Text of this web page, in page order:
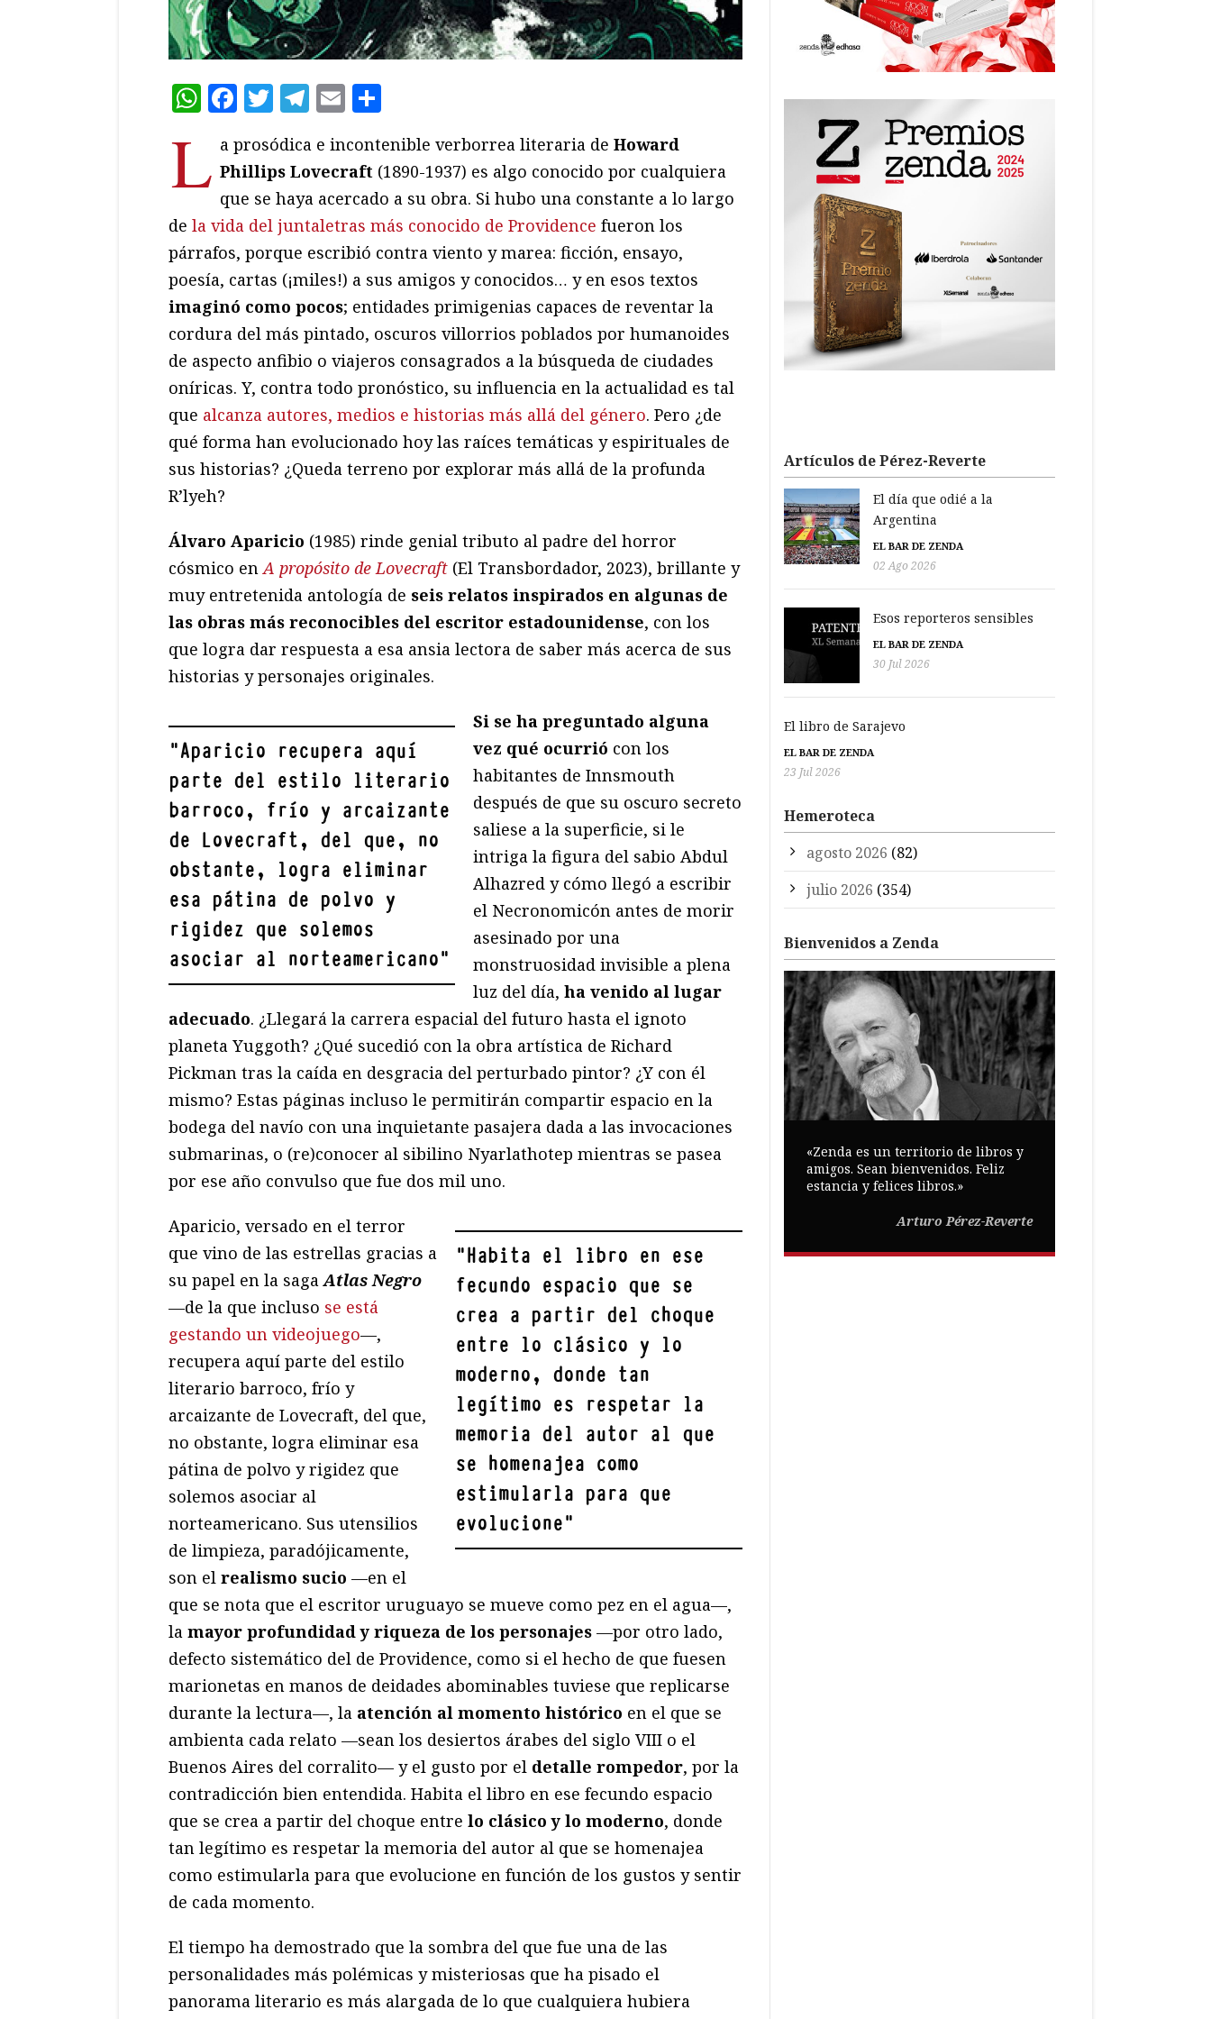
WhatsApp
Facebook
Twitter
Telegram
Email
L a prosódica e incontenible verborrea literaria de Howard
Phillips Lovecraft (1890-1937) es algo conocido por cualquiera
que se haya acercado a su obra. Si hubo una constante a lo largo
de la vida del juntaletras más conocido de Providence fueron los
párrafos, porque escribió contra viento y marea: ficción, ensayo,
poesía, cartas (¡miles!) a sus amigos y conocidos… y en esos textos
imaginó como pocos; entidades primigenias capaces de reventar la
cordura del más pintado, oscuros villorrios poblados por humanoides
de aspecto anfibio o viajeros consagrados a la búsqueda de ciudades
oníricas. Y, contra todo pronóstico, su influencia en la actualidad es tal
que alcanza autores, medios e historias más allá del género. Pero ¿de
qué forma han evolucionado hoy las raíces temáticas y espirituales de
sus historias? ¿Queda terreno por explorar más allá de la profunda
R’lyeh?
Álvaro Aparicio (1985) rinde genial tributo al padre del horror
cósmico en A propósito de Lovecraft (El Transbordador, 2023), brillante y
muy entretenida antología de seis relatos inspirados en algunas de
las obras más reconocibles del escritor estadounidense, con los
que logra dar respuesta a esa ansia lectora de saber más acerca de sus
historias y personajes originales.
"Aparicio recupera aquí
parte del estilo literario
barroco, frío y arcaizante
de Lovecraft, del que, no
obstante, logra eliminar
esa pátina de polvo y
rigidez que solemos
asociar al norteamericano"
Si se ha preguntado alguna
vez qué ocurrió con los
habitantes de Innsmouth
después de que su oscuro secreto
saliese a la superficie, si le
intriga la figura del sabio Abdul
Alhazred y cómo llegó a escribir
el Necronomicón antes de morir
asesinado por una
monstruosidad invisible a plena
luz del día,ha venido al lugar
adecuado. ¿Llegará la carrera espacial del futuro hasta el ignoto
planeta Yuggoth? ¿Qué sucedió con la obra artística de Richard
Pickman tras la caída en desgracia del perturbado pintor? ¿Y con él
mismo? Estas páginas incluso le permitirán compartir espacio en la
bodega del navío con una inquietante pasajera dada a las invocaciones
submarinas, o (re)conocer al sibilino Nyarlathotep mientras se pasea
por ese año convulso que fue dos mil uno.
"Habita el libro en ese
fecundo espacio que se
crea a partir del choque
entre lo clásico y lo
moderno, donde tan
legítimo es respetar la
memoria del autor al que
se homenajea como
estimularla para que
evolucione"
Aparicio, versado en el terror
que vino de las estrellas gracias a
su papel en la sagaAtlas Negro
—de la que incluso se está
gestando un videojuego—,
recupera aquí parte del estilo
literario barroco, frío y
arcaizante de Lovecraft, del que,
no obstante, logra eliminar esa
pátina de polvo y rigidez que
solemos asociar al
norteamericano. Sus utensilios
de limpieza, paradójicamente,
son el realismo sucio —en el
que se nota que el escritor uruguayo se mueve como pez en el agua—,
la mayor profundidad y riqueza de los personajes —por otro lado,
defecto sistemático del de Providence, como si el hecho de que fuesen
marionetas en manos de deidades abominables tuviese que replicarse
durante la lectura—, la atención al momento histórico en el que se
ambienta cada relato —sean los desiertos árabes del siglo VIII o el
Buenos Aires del corralito— y el gusto por el detalle rompedor, por la
contradicción bien entendida. Habita el libro en ese fecundo espacio
que se crea a partir del choque entre lo clásico y lo moderno, donde
tan legítimo es respetar la memoria del autor al que se homenajea
como estimularla para que evolucione en función de los gustos y sentir
de cada momento.
El tiempo ha demostrado que la sombra del que fue una de las
personalidades más polémicas y misteriosas que ha pisado el
panorama literario es más alargada de lo que cualquiera hubiera
Artículos de Pérez-Reverte
El día que odié a la
Argentina
EL BAR DE ZENDA
02 Ago 2026
Esos reporteros sensibles
EL BAR DE ZENDA
30 Jul 2026
El libro de Sarajevo
EL BAR DE ZENDA
23 Jul 2026
Hemeroteca
agosto 2026 (82)
julio 2026 (354)
Bienvenidos a Zenda
«Zenda es un territorio de libros y
amigos. Sean bienvenidos. Feliz
estancia y felices libros.»
Arturo Pérez-Reverte